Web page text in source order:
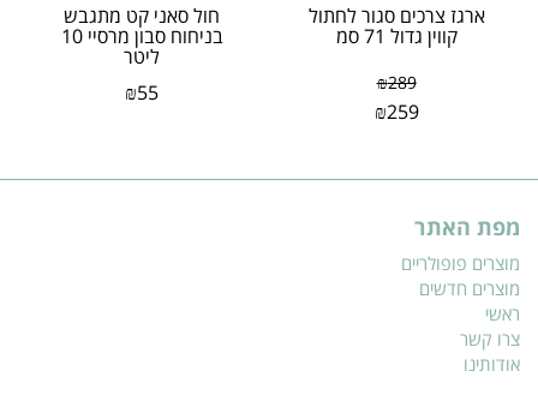
ארגז צרכים סגור לחתול
קווין גדול 71 סמ
₪289
₪259
חול סאני קט מתגבש
בניחוח סבון מרסיי 10
ליטר
₪55
מפת האתר
מוצרים פופולריים
מוצרים חדשים
ראשי
צרו קשר
אודותינו